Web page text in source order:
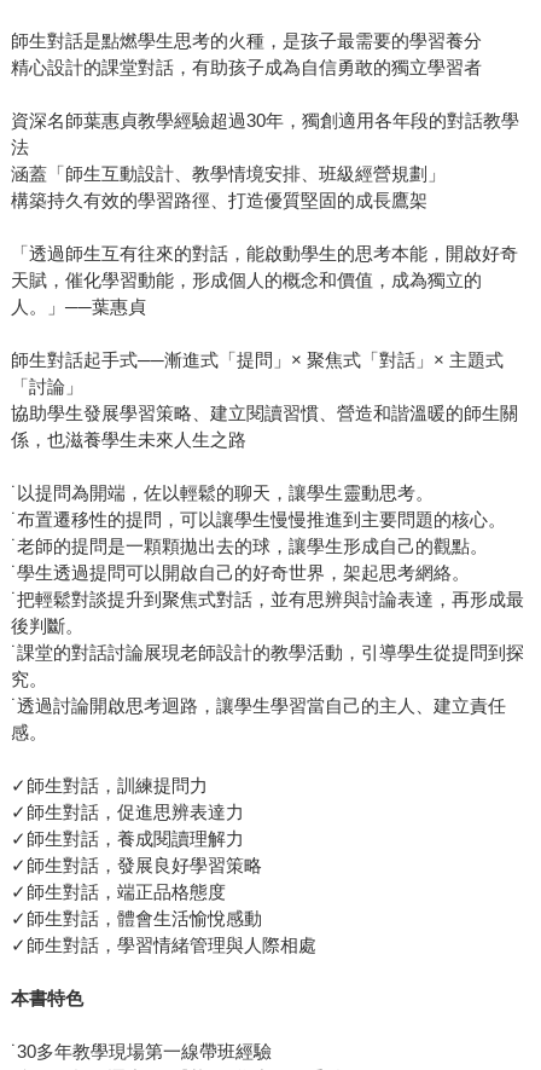
師生對話是點燃學生思考的火種，是孩子最需要的學習養分
精心設計的課堂對話，有助孩子成為自信勇敢的獨立學習者
資深名師葉惠貞教學經驗超過30年，獨創適用各年段的對話教學
法
涵蓋「師生互動設計、教學情境安排、班級經營規劃」
構築持久有效的學習路徑、打造優質堅固的成長鷹架
「透過師生互有往來的對話，能啟動學生的思考本能，開啟好奇
天賦，催化學習動能，形成個人的概念和價值，成為獨立的
人。」──葉惠貞
師生對話起手式──漸進式「提問」× 聚焦式「對話」× 主題式
「討論」
協助學生發展學習策略、建立閱讀習慣、營造和諧溫暖的師生關
係，也滋養學生未來人生之路
˙以提問為開端，佐以輕鬆的聊天，讓學生靈動思考。
˙布置遷移性的提問，可以讓學生慢慢推進到主要問題的核心。
˙老師的提問是一顆顆拋出去的球，讓學生形成自己的觀點。
˙學生透過提問可以開啟自己的好奇世界，架起思考網絡。
˙把輕鬆對談提升到聚焦式對話，並有思辨與討論表達，再形成最
後判斷。
˙課堂的對話討論展現老師設計的教學活動，引導學生從提問到探
究。
˙透過討論開啟思考迴路，讓學生學習當自己的主人、建立責任
感。
✓師生對話，訓練提問力
✓師生對話，促進思辨表達力
✓師生對話，養成閱讀理解力
✓師生對話，發展良好學習策略
✓師生對話，端正品格態度
✓師生對話，體會生活愉悅感動
✓師生對話，學習情緒管理與人際相處
本書特色
˙30多年教學現場第一線帶班經驗